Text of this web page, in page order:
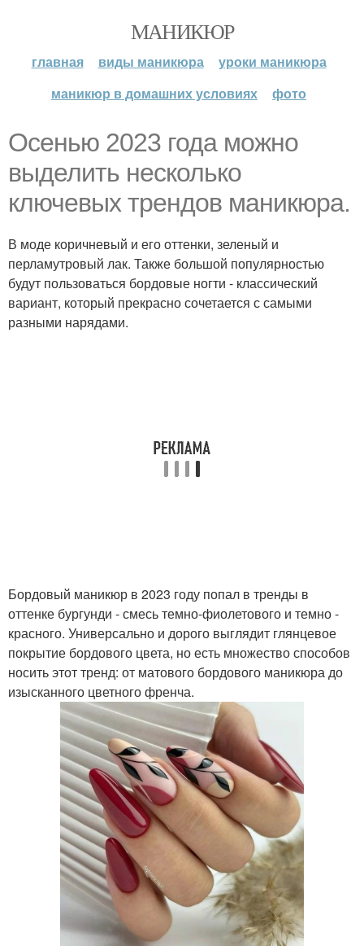
МАНИКЮР
главная виды маникюра
уроки маникюра
маникюр в домашних условиях
фото
Осенью 2023 года можно
выделить несколько
ключевых трендов маникюра.
В моде коричневый и его оттенки, зеленый и
перламутровый лак. Также большой популярностью
будут пользоваться бордовые ногти - классический
вариант, который прекрасно сочетается с самыми
разными нарядами.
Бордовый маникюр в 2023 году попал в тренды в
оттенке бургунди - смесь темно-фиолетового и темно -
красного. Универсально и дорого выглядит глянцевое
покрытие бордового цвета, но есть множество способов
носить этот тренд: от матового бордового маникюра до
изысканного цветного френча.